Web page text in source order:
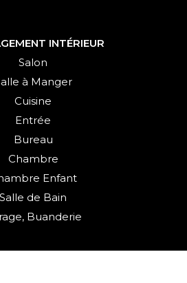
INTÉRIEUR
Salon
à Manger
Cuisine
Entrée
Bureau
Chambre
Enfant
Salle de Bain
Buanderie